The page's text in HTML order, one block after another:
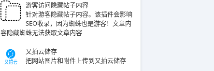
游客访问隐藏帖子内容
针对游客隐藏帖子内容。该插件会影响
SEO收录，因为蜘蛛也是游客！文章内
容隐藏蜘蛛无法获取文章内容
又拍云储存
把网站图片和附件上传到又拍云储存